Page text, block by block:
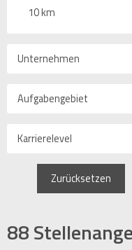
10 km
Unternehmen
Aufgabengebiet
Karrierelevel
Zurücksetzen
88